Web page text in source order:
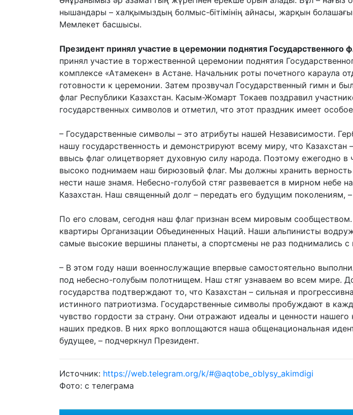
нышандары – халқымыздың болмыс-бітімінің айнасы, жарқын
Мемлекет басшысы.
Президент принял участие в церемонии поднятия Государственного
принял участие в торжественной церемонии поднятия
комплексе «Атамекен» в Астане. Начальник роты почетного караула
готовности к церемонии. Затем прозвучал Государственный гимн и
флаг Республики Казахстан. Касым-Жомарт Токаев поздравил
государственных символов и отметил, что этот праздник имеет
– Государственные символы – это атрибуты нашей Независимости.
нашу государственность и демонстрируют всему миру, что Казахстан
ввысь флаг олицетворяет духовную силу народа. Поэтому ежегодно в
высоко поднимаем наш бирюзовый флаг. Мы должны хранить верность
нести наше знамя. Небесно-голубой стяг развевается в мирном небе
Казахстан. Наш священный долг – передать его будущим поколениям, –
По его словам, сегодня наш флаг признан всем мировым
квартиры Организации Объединенных Наций. Наши альпинисты
самые высокие вершины планеты, а спортсмены не раз поднимались с
– В этом году наши военнослужащие впервые самостоятельно
под небесно-голубым полотнищем. Наш стяг узнаваем во всем мире.
государства подтверждают то, что Казахстан – сильная и
истинного патриотизма. Государственные символы пробуждают в
чувство гордости за страну. Они отражают идеалы и ценности нашего
наших предков. В них ярко воплощаются наша общенациональная
будущее, – подчеркнул Президент.
Источник: https://web.telegram.org/k/#@aqtobe_oblysy_akimdigi
Фото: с телеграма